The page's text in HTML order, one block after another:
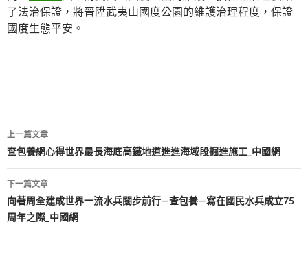
了法治保證，將晉陞武夷山國度公園的維護治理程度，保證
國度生態平安。
文
章
導
覽
上一篇文章
查包養網心得世界最長海底高鐵地道進進海域段掘進施工_中國網
下一篇文章
向著周全建成世界一流水兵闊步前行—查包養—寫在國民水兵成立75
周年之際_中國網